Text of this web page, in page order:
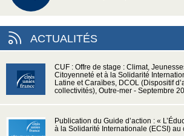
ACTUALITÉS
CUF : Offre de stage : Climat,
Citoyenneté et à la Solidarité
Latine et Caraïbes, DCOL (Dispositif
collectivités), Outre-mer - Septembre
Publication du Guide d’action : «
à la Solidarité Internationale (ECSI) au